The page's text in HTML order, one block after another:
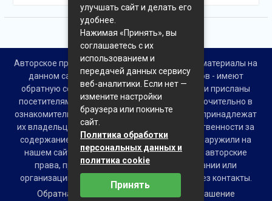
Авторское право © Все права защищены. Все материалы на
данном сайте взяты из открытых источников - имеют
обратную ссылку на материал в интернете или присланы
посетителями сайта и предоставляются исключительно в
ознакомительных целях. Права на материалы принадлежат
их владельцам. Администрация сайта ответственности за
содержание материала не несет. Если Вы обнаружили на
нашем сайте материалы, которые нарушают авторские
права, принадлежащие Вам, Вашей компании или
организации, пожалуйста, сообщите нам через контакты.
Обратная связь
Пользовательское соглашение
улучшать сайт и делать его
удобнее.
Нажимая «Принять», вы
соглашаетесь с их
использованием и
передачей данных сервису
веб-аналитики. Если нет —
измените настройки
браузера или покиньте
сайт.
Политика обработки
персональных данных и
политика cookie
Принять